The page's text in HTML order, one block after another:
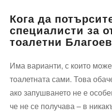
Кога да
специалисти за
тоалетни
Има варианти, с които
тоалетната сами. Това
ако запушването не е
че не се получава – в